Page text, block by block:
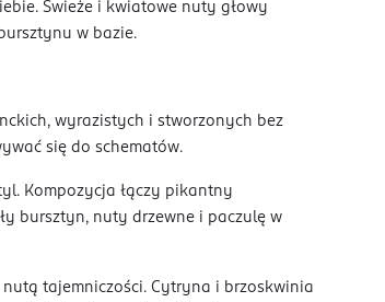
Świeże i kwiatowe nuty głowy
w bazie.
wyrazistych i stworzonych bez
się do schematów.
Kompozycja łączy pikantny
bursztyn, nuty drzewne i paczulę w
tajemniczości. Cytryna i brzoskwinia